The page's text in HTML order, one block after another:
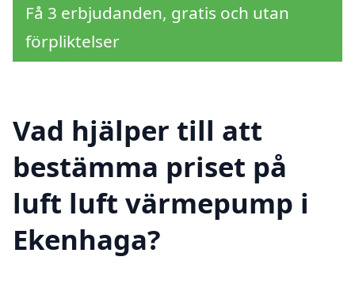
Få 3 erbjudanden, gratis och utan
förpliktelser
Vad hjälper till att
bestämma priset på
luft luft värmepump i
Ekenhaga?